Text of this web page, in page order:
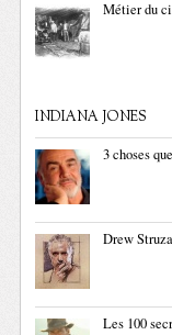
Métier du
INDIANA JONES
3 choses
Drew
Les 100